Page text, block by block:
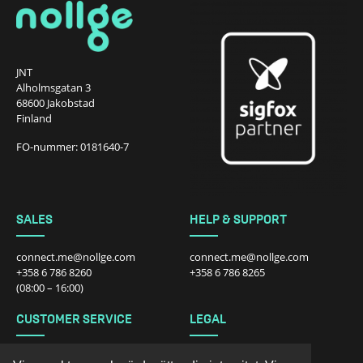
JNT
Alholmsgatan 3
68600 Jakobstad
Finland
FO-nummer: 0181640-7
SALES
connect.me@nollge.com
+358 6 786 8260
(08:00 – 16:00)
HELP & SUPPORT
connect.me@nollge.com
+358 6 786 8265
CUSTOMER SERVICE LEGAL